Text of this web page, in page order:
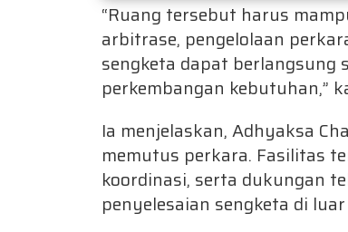
“Ruang tersebut harus
arbitrase, pengelolaan
sengketa dapat
perkembangan kebutuhan,”
Ia menjelaskan, Adhyaksa
memutus perkara. Fasilitas
koordinasi, serta dukungan
penyelesaian sengketa di